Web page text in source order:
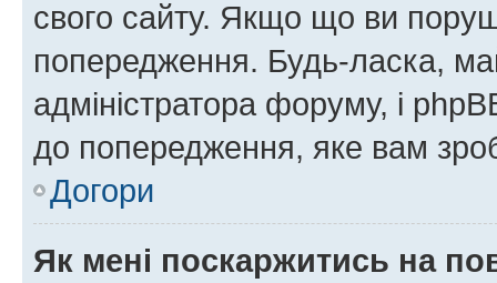
свого сайту. Якщо що ви
попередження. Будь-ласка,
адміністратора форуму, і
до попередження, яке вам
Догори
Як мені поскаржитись на